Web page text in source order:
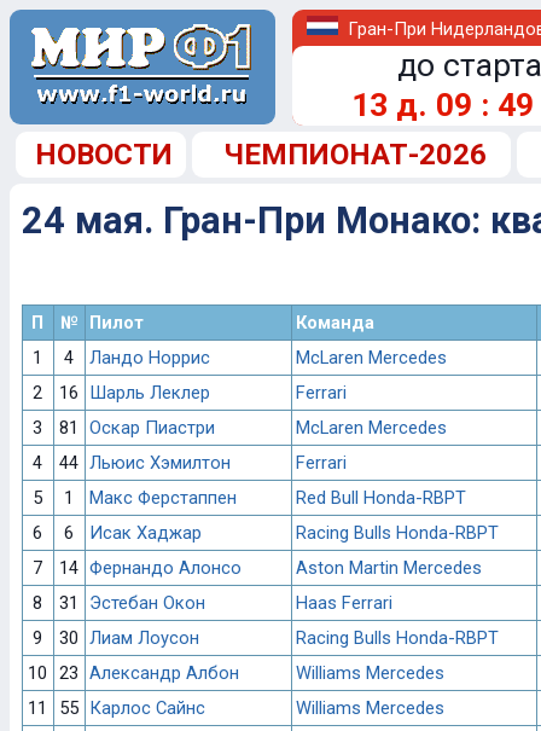
Гран-При
до
13 д. 09 : 49
НОВОСТИ ЧЕМПИОНАТ-2026
24 мая. Гран-При Монако:
П № Пилот
Команда
1
4 Ландо Норрис
McLaren Mercedes
2
16 Шарль Леклер
Ferrari
3
81 Оскар Пиастри
McLaren Mercedes
4
44 Льюис Хэмилтон
Ferrari
5
1 Макс Ферстаппен
Red Bull Honda-RBPT
6
6 Исак Хаджар
Racing Bulls Honda-RBPT
7
14 Фернандо Алонсо
Aston Martin Mercedes
8
31 Эстебан Окон
Haas Ferrari
9
30 Лиам Лоусон
Racing Bulls Honda-RBPT
10
23 Александр Албон
Williams Mercedes
11
55 Карлос Сайнс
Williams Mercedes